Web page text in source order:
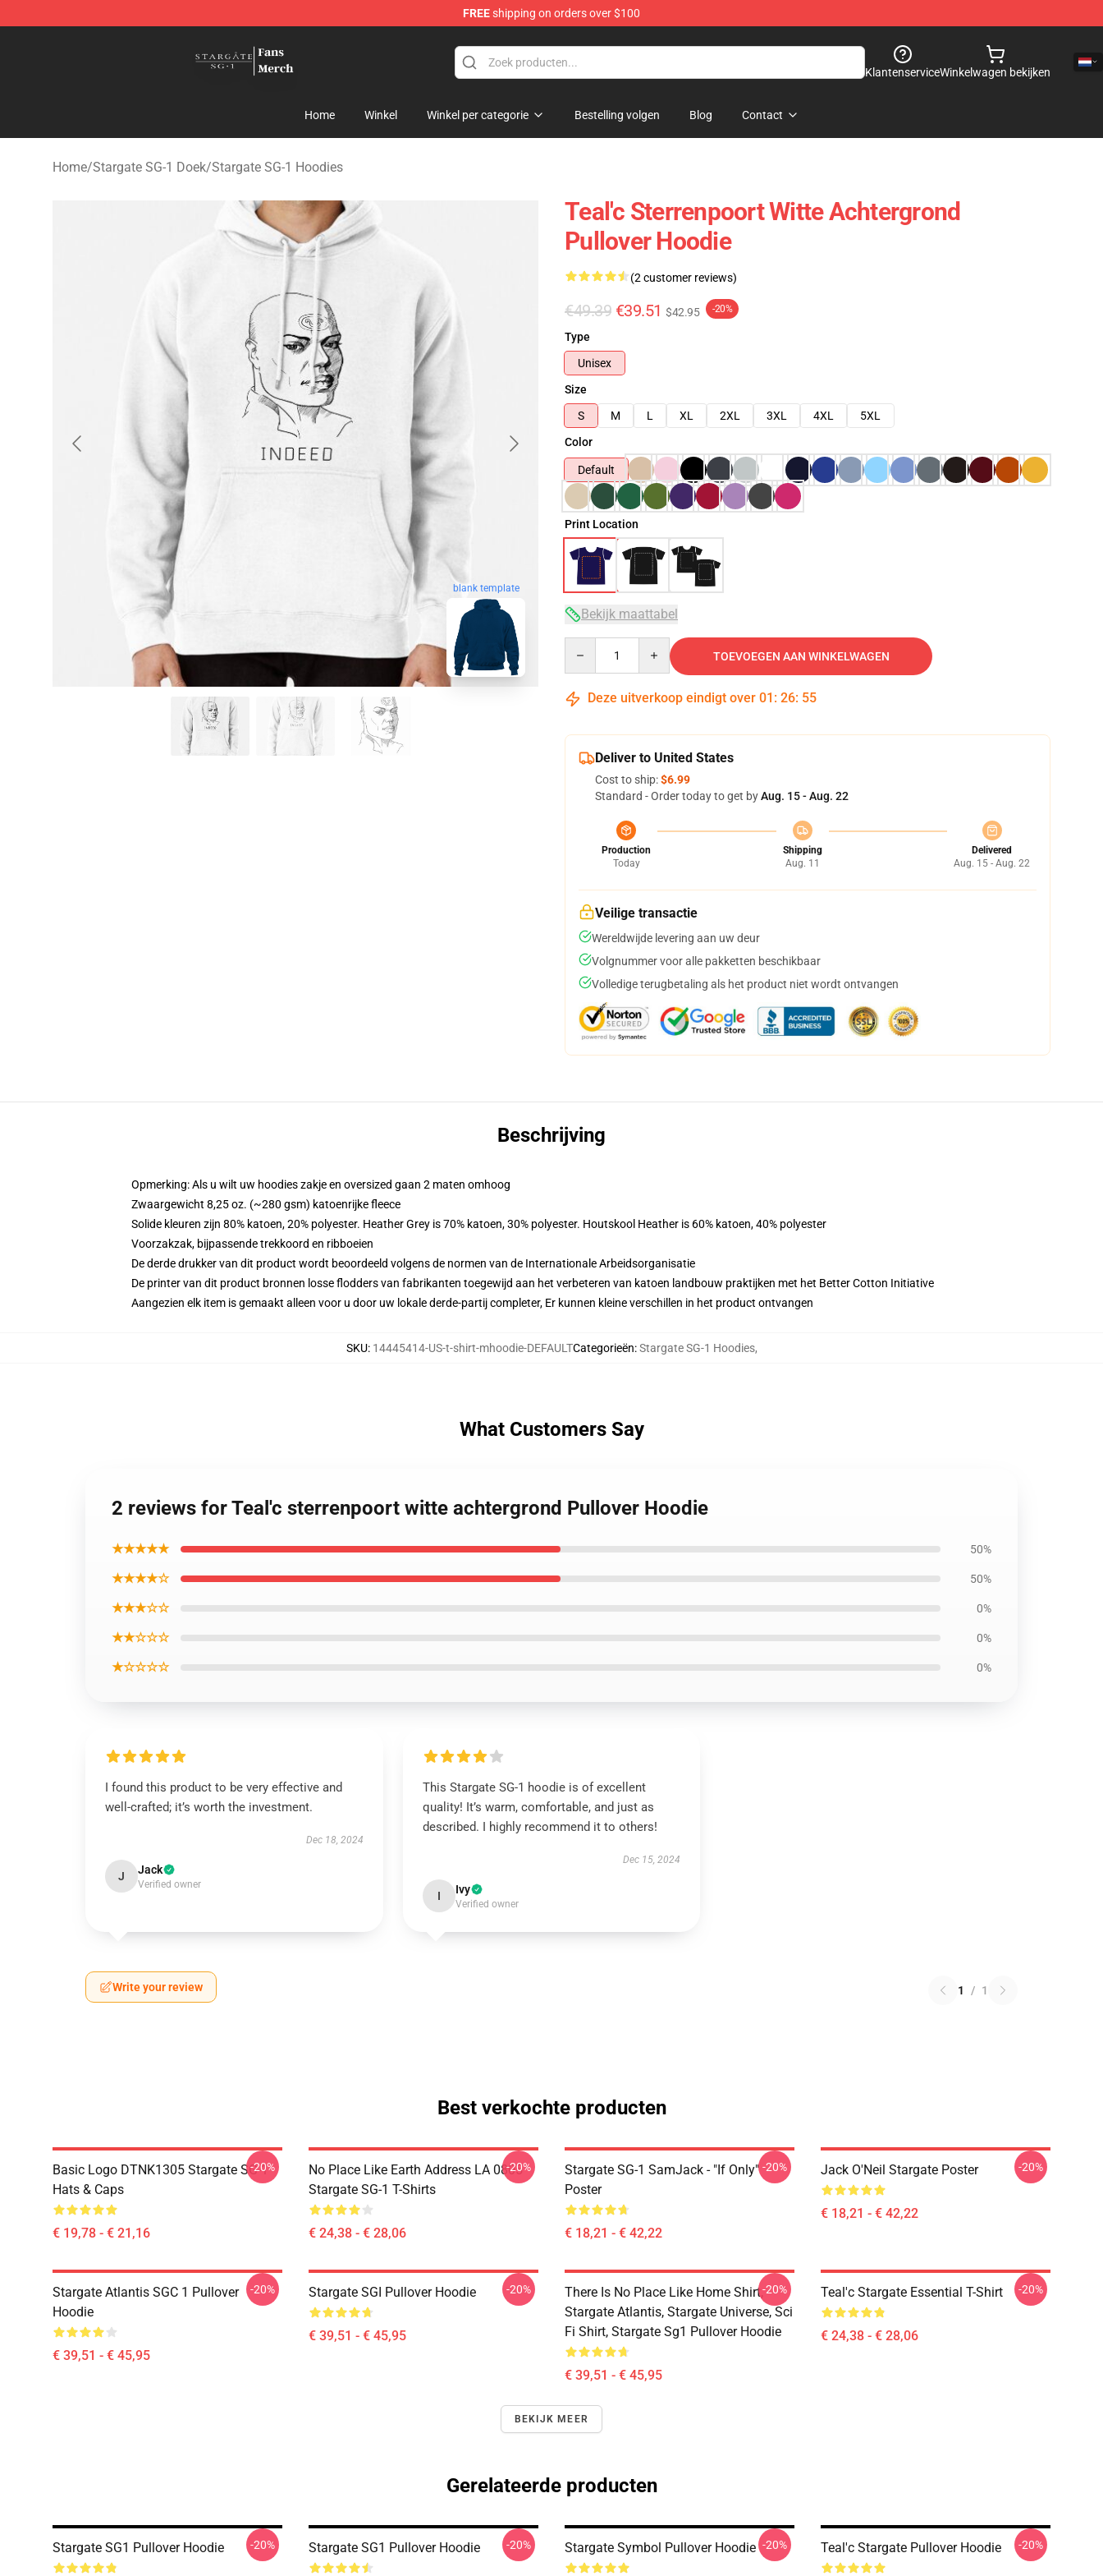
FREEshipping on orders over $100
KlantenserviceWinkelwagen bekijken
Home Winkel Winkel per categorie Bestelling volgen Blog Contact
Home/Stargate SG-1 Doek/Stargate SG-1 Hoodies
blank template
Teal'c Sterrenpoort Witte Achtergrond
Pullover Hoodie
(2 customer reviews)
€49.39 €39.51 $42.95 -20%
Type
Unisex
Size
S
M L XL 2XL 3XL 4XL
5XL
Color
Default
Print Location
Bekijk maattabel
TOEVOEGEN AAN WINKELWAGEN
Deze uitverkoop eindigt over 01 : 26: 54
Deliver to United States
Cost to ship:$6.99
Standard - Order today to get byAug. 15 - Aug. 22
Production
Today
Shipping
Aug. 11
Delivered
Aug. 15 - Aug. 22
Veilige transactie
Wereldwijde levering aan uw deur
Volgnummer voor alle pakketten beschikbaar
Volledige terugbetaling als het product niet wordt ontvangen
Beschrijving
Opmerking: Als u wilt uw hoodies zakje en oversized gaan 2 maten omhoog
Zwaargewicht 8,25 oz. (~280 gsm) katoenrijke fleece
Solide kleuren zijn 80% katoen, 20% polyester. Heather Grey is 70% katoen, 30% polyester. Houtskool Heather is 60% katoen, 40% polyester
Voorzakzak, bijpassende trekkoord en ribboeien
De derde drukker van dit product wordt beoordeeld volgens de normen van de Internationale Arbeidsorganisatie
De printer van dit product bronnen losse flodders van fabrikanten toegewijd aan het verbeteren van katoen landbouw praktijken met het Better Cotton Initiative
Aangezien elk item is gemaakt alleen voor u door uw lokale derde-partij completer, Er kunnen kleine verschillen in het product ontvangen
SKU: 14445414-US-t-shirt-mhoodie-DEFAULTCategorieën:Stargate SG-1 Hoodies,
What Customers Say
2 reviews for Teal'c sterrenpoort witte achtergrond Pullover Hoodie
★★★★★ 50%
★★★★☆ 50%
★★★☆☆ 0%
★★☆☆☆ 0%
★☆☆☆☆ 0%
I found this product to be very effective and
well-crafted; it’s worth the investment.
Dec 18, 2024
J Jack
Verified owner
This Stargate SG-1 hoodie is of excellent
quality! It’s warm, comfortable, and just as
described. I highly recommend it to others!
Dec 15, 2024
I Ivy
Verified owner
Write your review 1 / 1
Best verkochte producten
Basic Logo DTNK1305 Stargate SG-1
Hats & Caps
€ 19,78 - € 21,16
-20%
No Place Like Earth Address LA 0805
Stargate SG-1 T-Shirts
€ 24,38 - € 28,06
-20%
Stargate SG-1 SamJack - "If Only"
Poster
€ 18,21 - € 42,22
-20% Jack O'Neil Stargate Poster
€ 18,21 - € 42,22
-20%
Stargate Atlantis SGC 1 Pullover
Hoodie
€ 39,51 - € 45,95
-20% Stargate SGI Pullover Hoodie
€ 39,51 - € 45,95
-20%
There Is No Place Like Home Shirt,
Stargate Atlantis, Stargate Universe, Sci
Fi Shirt, Stargate Sg1 Pullover Hoodie
€ 39,51 - € 45,95
-20% Teal'c Stargate Essential T-Shirt
€ 24,38 - € 28,06
-20%
BEKIJK MEER
Gerelateerde producten
Stargate SG1 Pullover Hoodie -20% Stargate SG1 Pullover Hoodie -20% Stargate Symbol Pullover Hoodie -20% Teal'c Stargate Pullover Hoodie -20%